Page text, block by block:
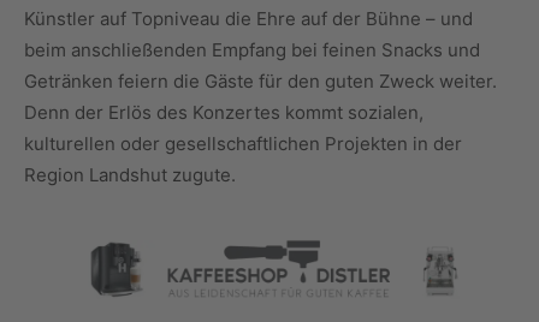
Künstler auf Topniveau die Ehre auf der Bühne – und
beim anschließenden Empfang bei feinen Snacks und
Getränken feiern die Gäste für den guten Zweck weiter.
Denn der Erlös des Konzertes kommt sozialen,
kulturellen oder gesellschaftlichen Projekten in der
Region Landshut zugute.